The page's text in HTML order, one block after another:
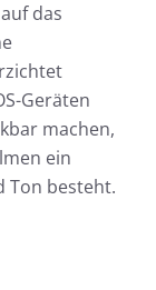
das
Geräten
machen,
ein
Ton besteht.